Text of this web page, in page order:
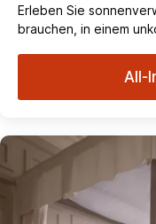
Erleben Sie
brauchen, in einem
All-